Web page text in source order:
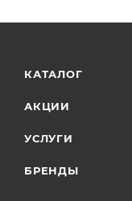
КАТАЛОГ
АКЦИИ
УСЛУГИ
БРЕНДЫ